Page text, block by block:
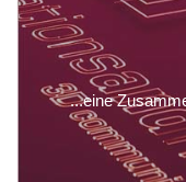
...eine